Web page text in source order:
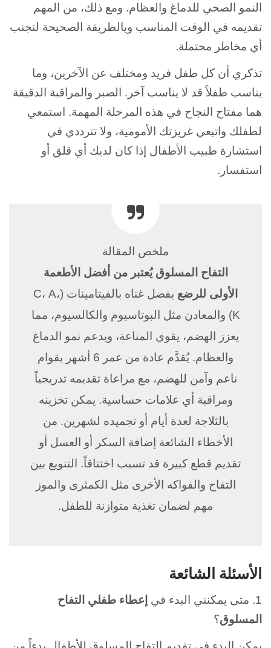
النمو الصحي للدماغ والعظام. ومع ذلك، من المهم
تقديمه في الوقت المناسب وبالطريقة الصحيحة لتجنب
أي مخاطر محتملة.
تذكري أن كل طفل فريد ومختلف عن الآخرين، وما
يناسب طفلاً قد لا يناسب آخر. الصبر والمراقبة الدقيقة
هما مفتاح النجاح في هذه المرحلة المهمة. استمعي
لطفلك واتبعي غريزتك الأمومية، ولا تترددي في
استشارة طبيب الأطفال إذا كان لديك أي قلق أو
استفسار.
ملخص المقالة
التفاح المسلوق يُعتبر من أفضل الأطعمة
الأولى للرضع
بفضل غناه بالفيتامينات (C، A،
K) والمعادن مثل البوتاسيوم والكالسيوم، مما
يعزز الهضم، يقوي المناعة، ويدعم نمو الدماغ
والعظام. يُقدَّم عادة من عمر 6 أشهر بقوام
ناعم وآمن للهضم، مع مراعاة تقديمه تدريجياً
ومراقبة أي علامات حساسية. يمكن تخزينه
بالثلاجة لعدة أيام أو تجميده لشهرين. من
الأخطاء الشائعة إضافة السكر أو العسل أو
تقديم قطع كبيرة قد تسبب اختناقاً. التنويع بين
التفاح والفواكه الأخرى مثل الكمثرى والموز
مهم لضمان تغذية متوازنة للطفل.
الأسئلة الشائعة
1. متى يمكنني البدء في
إعطاء طفلي التفاح
المسلوق؟